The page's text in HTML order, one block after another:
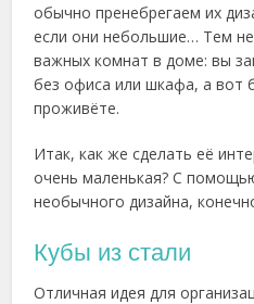
обычно пренебрегаем их
если они небольшие… Тем
важных комнат в доме: вы
без офиса или шкафа, а вот
проживёте.
Итак, как же сделать её
очень маленькая? С
необычного дизайна,
Кубы из стали
Отличная идея для